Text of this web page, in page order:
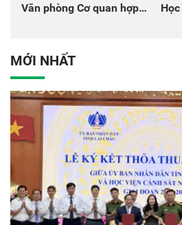
Văn phòng Cơ quan hợp
MỚI NHẤT